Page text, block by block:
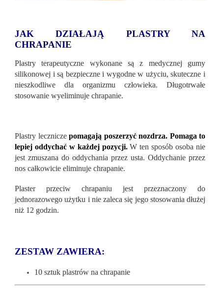
JAK DZIAŁAJĄ PLASTRY NA
CHRAPANIE
Plastry terapeutyczne wykonane są z medycznej gumy
silikonowej i są bezpieczne i wygodne w użyciu, skuteczne i
nieszkodliwe dla organizmu człowieka. Długotrwałe
stosowanie wyeliminuje chrapanie.
Plastry lecznicze pomagają poszerzyć nozdrza. Pomaga to
lepiej oddychać w każdej pozycji.W ten sposób osoba nie
jest zmuszana do oddychania przez usta. Oddychanie przez
nos całkowicie eliminuje chrapanie.
Plaster przeciw chrapaniu jest przeznaczony do
jednorazowego użytku i nie zaleca się jego stosowania dłużej
niż 12 godzin.
ZESTAW ZAWIERA:
10 sztuk plastrów na chrapanie